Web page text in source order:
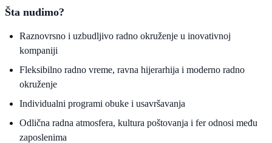
Šta nudimo?
Raznovrsno i uzbudljivo radno okruženje u inovativnoj
kompaniji
Fleksibilno radno vreme, ravna hijerarhija i moderno radno
okruženje
Individualni programi obuke i usavršavanja
Odlična radna atmosfera, kultura poštovanja i fer odnosi među
zaposlenima